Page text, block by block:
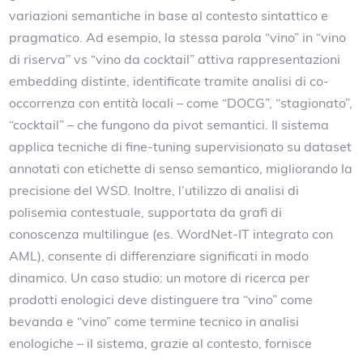
variazioni semantiche in base al contesto sintattico e
pragmatico. Ad esempio, la stessa parola “vino” in “vino
di riserva” vs “vino da cocktail” attiva rappresentazioni
embedding distinte, identificate tramite analisi di co-
occorrenza con entità locali – come “DOCG”, “stagionato”,
“cocktail” – che fungono da pivot semantici. Il sistema
applica tecniche di fine-tuning supervisionato su dataset
annotati con etichette di senso semantico, migliorando la
precisione del WSD. Inoltre, l’utilizzo di analisi di
polisemia contestuale, supportata da grafi di
conoscenza multilingue (es. WordNet-IT integrato con
AML), consente di differenziare significati in modo
dinamico. Un caso studio: un motore di ricerca per
prodotti enologici deve distinguere tra “vino” come
bevanda e “vino” come termine tecnico in analisi
enologiche – il sistema, grazie al contesto, fornisce